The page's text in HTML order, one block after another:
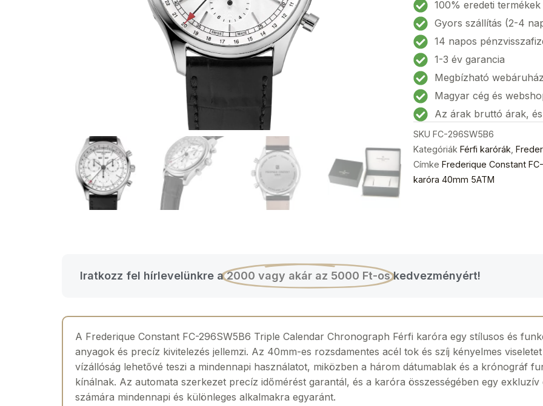
FC-
296SW5B6
Triple
Calender
Chronograph
Férfi
karóra
40mm
5ATM
mennyiség
100% eredeti termékek
Gyors szállítás (2-4
14 napos
1-3 év garancia
Megbízható webáruház
Magyar cég és
Az árak bruttó árak,
SKU FC-296SW5B6
Kategóriák Férfi karórák
Címke Frederique Constant
karóra 40mm 5ATM
Iratkozz fel hírlevelünkre a2000 vagy akár az 5000 Ft-os kedvezményért!
A Frederique Constant FC-296SW5B6 Triple Calendar Chronograph Férfi karóra egy stílusos és
anyagok és precíz kivitelezés jellemzi. Az 40mm-es rozsdamentes acél tok és szíj kényelmes
vízállóság lehetővé teszi a mindennapi használatot, miközben a három dátumablak és a krónográf
kínálnak. Az automata szerkezet precíz időmérést garantál, és a karóra összességében egy exkluzív
számára mindennapi és különleges alkalmakra egyaránt.